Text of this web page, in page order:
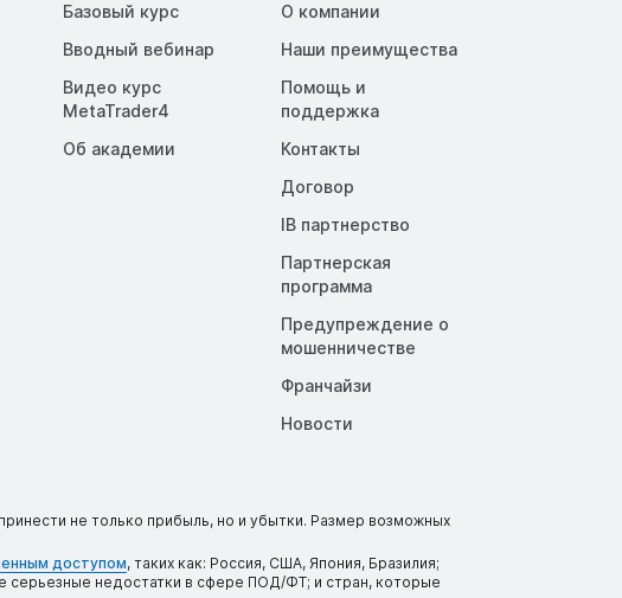
Базовый курс
Вводный вебинар
Видео курс
MetaTrader4
Об академии
О компании
Наши преимущества
Помощь и
поддержка
Контакты
Договор
IB партнерство
Партнерская
программа
Предупреждение о
мошенничестве
Франчайзи
Новости
не только прибыль, но и убытки. Размер возможных
доступом, таких как: Россия, США, Япония, Бразилия;
серьезные недостатки в сфере ПОД/ФТ; и стран, которые